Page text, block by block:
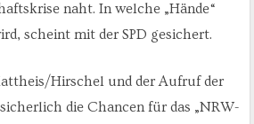
naht. In welche „Hände“
scheint mit der SPD gesichert.
Hirschel und der Aufruf der
die Chancen für das „NRW-